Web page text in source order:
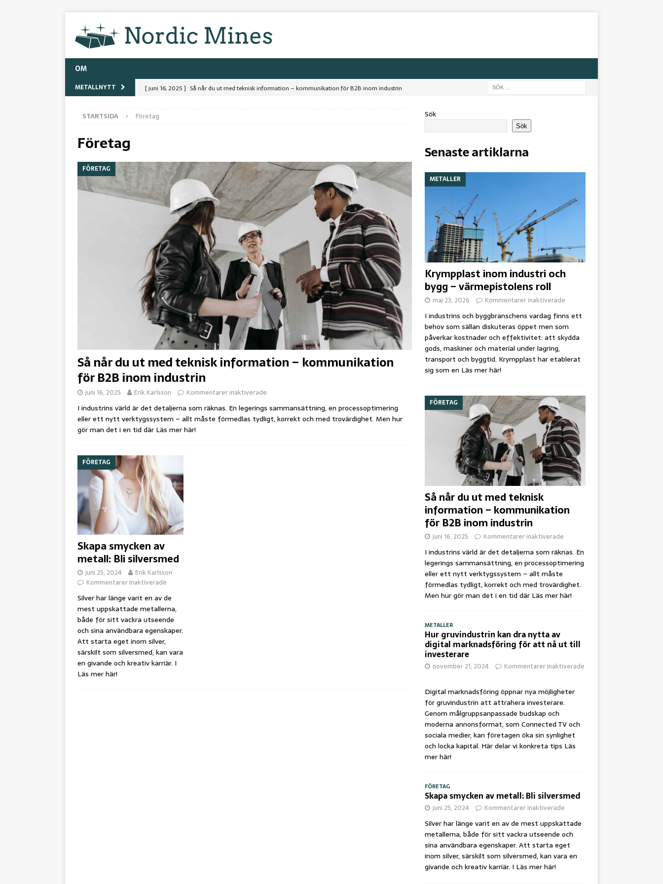
OM
METALLNYTT [ juni 16, 2025 ] Så når du ut med teknisk information – kommunikation för B2B inom industrin
[ november 21, 2024 ]
[ april 22, 2022 ] När stål är det allra bästa
METALLER
[ maj 23, 2026 ]
Krympplast inom industri och bygg – värmepistolens roll METALLER
STARTSIDA Företag
Företag
FÖRETAG
Så når du ut med teknisk information – kommunikation
för B2B inom industrin
juni 16, 2025 Erik Karlsson Kommentarer inaktiverade
I industrins värld är det detaljerna som räknas. En legerings sammansättning, en processoptimering
eller ett nytt verktygssystem – allt måste förmedlas tydligt, korrekt och med trovärdighet. Men hur
gör man det i en tid där Läs mer här!
FÖRETAG
Skapa smycken av
metall: Bli silversmed
juni 25, 2024
Erik Karlsson
Kommentarer inaktiverade
Silver har länge varit en av de
mest uppskattade metallerna,
både för sitt vackra utseende
och sina användbara egenskaper.
Att starta eget inom silver,
särskilt som silversmed, kan vara
en givande och kreativ karriär. I
Läs mer här!
Sök
Sök
Senaste artiklarna
Krympplast inom industri och
bygg – värmepistolens roll
METALLER
maj 23, 2026 Kommentarer inaktiverade
I industrins och byggbranschens vardag finns ett
behov som sällan diskuteras öppet men som
påverkar kostnader och effektivitet: att skydda
gods, maskiner och material under lagring,
transport och byggtid. Krympplast har etablerat
sig som en Läs mer här!
Så når du ut med teknisk
information – kommunikation
för B2B inom industrin
FÖRETAG
juni 16, 2025 Kommentarer inaktiverade
I industrins värld är det detaljerna som räknas. En
legerings sammansättning, en processoptimering
eller ett nytt verktygssystem – allt måste
förmedlas tydligt, korrekt och med trovärdighet.
Men hur gör man det i en tid där Läs mer här!
METALLER
Hur gruvindustrin kan dra nytta av
digital marknadsföring för att nå ut till
investerare
november 21, 2024 Kommentarer inaktiverade
Digital marknadsföring öppnar nya möjligheter
för gruvindustrin att attrahera investerare.
Genom målgruppsanpassade budskap och
moderna annonsformat, som Connected TV och
sociala medier, kan företagen öka sin synlighet
och locka kapital. Här delar vi konkreta tips Läs
mer här!
FÖRETAG
Skapa smycken av metall: Bli silversmed
juni 25, 2024 Kommentarer inaktiverade
Silver har länge varit en av de mest uppskattade
metallerna, både för sitt vackra utseende och
sina användbara egenskaper. Att starta eget
inom silver, särskilt som silversmed, kan vara en
givande och kreativ karriär. I Läs mer här!